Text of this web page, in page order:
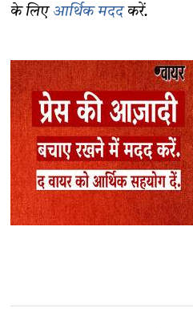
के लिए आर्थिक मददकरें.